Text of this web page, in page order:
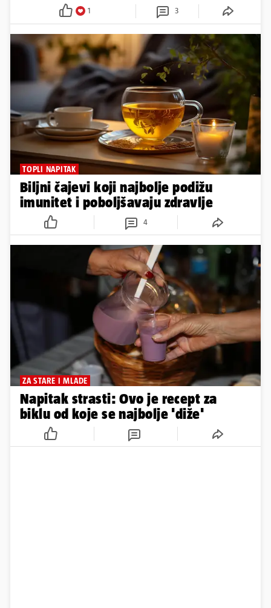
1 3
TOPLI NAPITAK
Biljni čajevi koji najbolje podižu
imunitet i poboljšavaju zdravlje
4
ZA STARE I MLADE
Napitak strasti: Ovo je recept za
biklu od koje se najbolje 'diže'